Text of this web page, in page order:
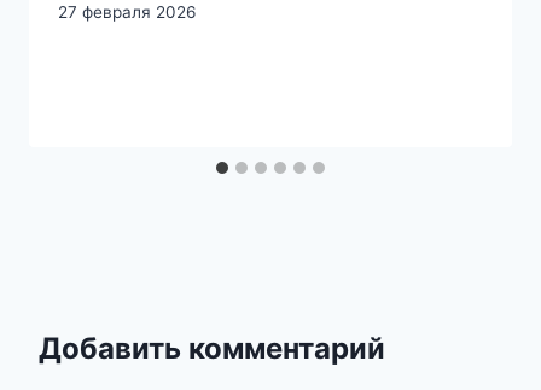
27 февраля 2026
Добавить комментарий